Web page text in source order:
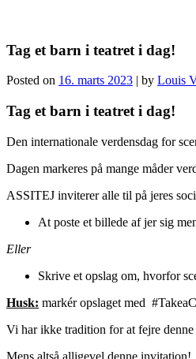
Tag et barn i teatret i dag!
Posted on 16. marts 2023 | by Louis
Tag et barn i teatret i dag!
Den internationale verdensdag for
Dagen markeres på mange måder
ASSITEJ inviterer alle til på jeres
At poste et billede af jer sig
Eller
Skrive et opslag om, hvorfor
Husk: markér opslaget med
Vi har ikke tradition for at fejre
Mens altså alligevel denne invitation!